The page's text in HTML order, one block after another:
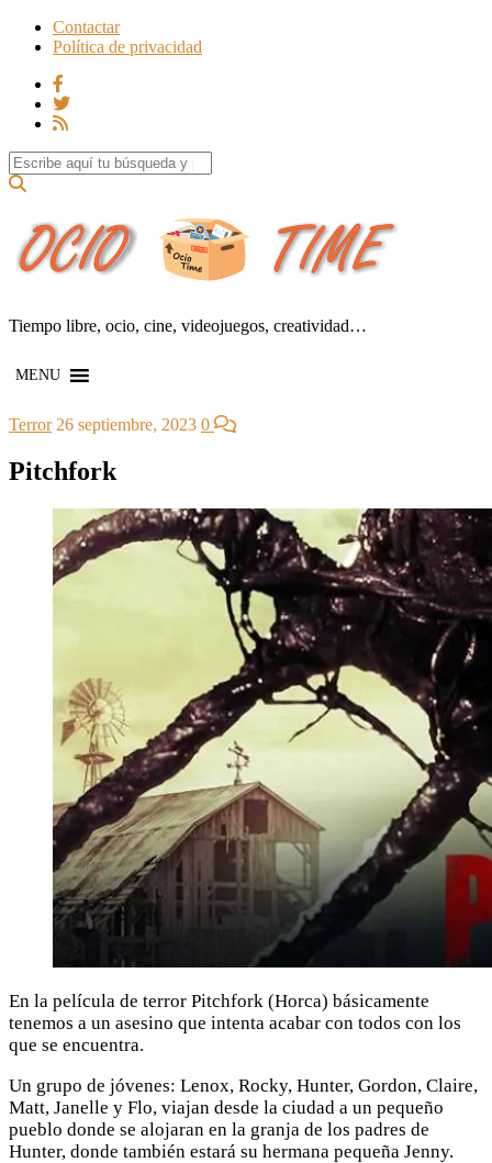
Contactar
Política de privacidad
Search for:
Tiempo libre, ocio, cine, videojuegos, creatividad…
MENU
Terror 26 septiembre, 2023 0
Pitchfork
En la película de terror Pitchfork (Horca) básicamente
tenemos a un asesino que intenta acabar con todos con los
que se encuentra.
Un grupo de jóvenes: Lenox, Rocky, Hunter, Gordon, Claire,
Matt, Janelle y Flo, viajan desde la ciudad a un pequeño
pueblo donde se alojaran en la granja de los padres de
Hunter, donde también estará su hermana pequeña Jenny.